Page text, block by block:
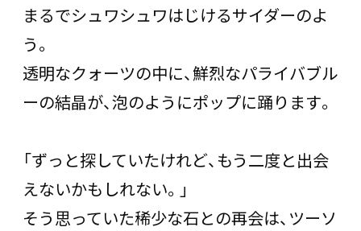
まるでシュワシュワはじけるサイダーのよ
う。
透明なクォーツの中に、鮮烈なパライバブル
ーの結晶が、泡のようにポップに踊ります。
――「ずっと探していたけれど、もう二度と出会
えないかもしれない。」
そう思っていた稀少な石との再会は、ツーソ